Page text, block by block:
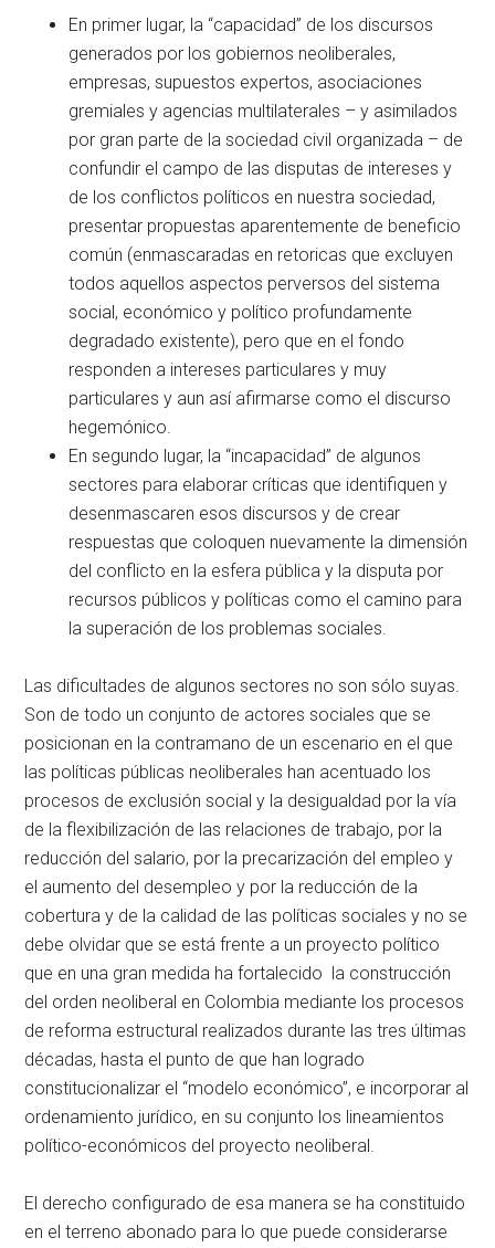
En primer lugar, la “capacidad” de los discursos
generados por los gobiernos neoliberales,
empresas, supuestos expertos, asociaciones
gremiales y agencias multilaterales – y asimilados
por gran parte de la sociedad civil organizada – de
confundir el campo de las disputas de intereses y
de los conflictos políticos en nuestra sociedad,
presentar propuestas aparentemente de beneficio
común (enmascaradas en retoricas que excluyen
todos aquellos aspectos perversos del sistema
social, económico y político profundamente
degradado existente), pero que en el fondo
responden a intereses particulares y muy
particulares y aun así afirmarse como el discurso
hegemónico.
En segundo lugar, la “incapacidad” de algunos
sectores para elaborar críticas que identifiquen y
desenmascaren esos discursos y de crear
respuestas que coloquen nuevamente la dimensión
del conflicto en la esfera pública y la disputa por
recursos públicos y políticas como el camino para
la superación de los problemas sociales.
Las dificultades de algunos sectores no son sólo suyas.
Son de todo un conjunto de actores sociales que se
posicionan en la contramano de un escenario en el que
las políticas públicas neoliberales han acentuado los
procesos de exclusión social y la desigualdad por la vía
de la flexibilización de las relaciones de trabajo, por la
reducción del salario, por la precarización del empleo y
el aumento del desempleo y por la reducción de la
cobertura y de la calidad de las políticas sociales y no se
debe olvidar que se está frente a un proyecto político
que en una gran medida ha fortalecido la construcción
del orden neoliberal en Colombia mediante los procesos
de reforma estructural realizados durante las tres últimas
décadas, hasta el punto de que han logrado
constitucionalizar el “modelo económico”, e incorporar al
ordenamiento jurídico, en su conjunto los lineamientos
político-económicos del proyecto neoliberal.
El derecho configurado de esa manera se ha constituido
en el terreno abonado para lo que puede considerarse